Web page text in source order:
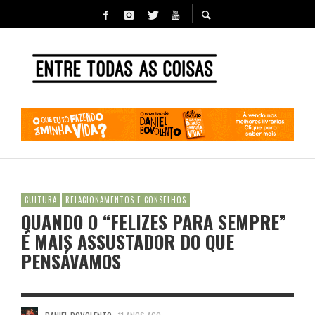
CULTURA RELACIONAMENTOS E CONSELHOS
QUANDO O “FELIZES PARA SEMPRE”
É MAIS ASSUSTADOR DO QUE
PENSÁVAMOS